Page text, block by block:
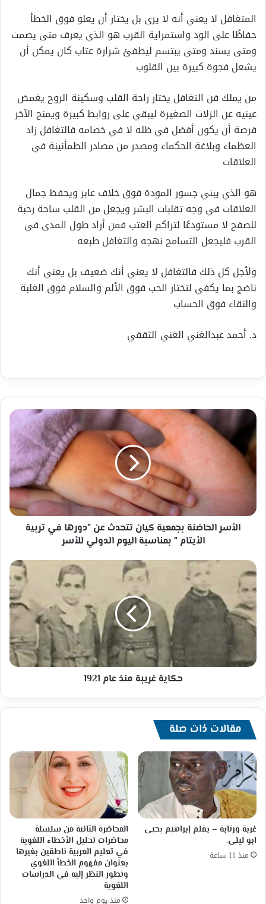
المتغافل لا يعني أنه لا يرى بل يختار أن يعلو فوق الخطأ
حفاظًا على الود واستمراية القرب هو الذي يعرف متى يصمت
ومتى يسند ومتى يبتسم ليطفئ شرارة عتاب كان يمكن أن
يشعل فجوة كبيرة بين القلوب
من يملك فن التغافل يختار راحة القلب وسكينة الروح يغمض
عينيه عن الزلات الصغيرة ليبقي على روابط كبيرة ويمنح الآخر
فرصة أن يكون أفضل في ظله لا في خصامه فالتغافل زاد
العظماء وبلاغة الحكماء ومصدر من مصادر الطمأنينة في
العلاقات
هو الذي يبني جسور المودة فوق خلاف عابر ويحفظ جمال
العلاقات في وجه تقلبات البشر ويجعل من القلب ساحة رحبة
للصفح لا مستودعًا لتراكم العتب فمن أراد طول المدى في
القرب فليجعل التسامح نهجه والتغافل طبعه
ولأجل كل ذلك فالتغافل لا يعني أنك ضعيف بل يعني أنك
ناضج بما يكفي لتختار الحب فوق الألم والسلام فوق الغلبة
والنقاء فوق الحساب
د. أحمد عبدالغني الغني الثقفي
الأسر
الحاضنة
بجمعية
كيان
تتحدث
عن
"دورها
تربية
الأيتام
اليوم
الدولي
للأسر
الأسر الحاضنة بجمعية كيان تتحدث عن "دورها في تربية
الأيتام " بمناسبة اليوم الدولي للأسر
حكاية
غريبة
منذ
عام
1921
حكاية غريبة منذ عام 1921
مقالات ذات صلة
غربة ورتابة – بقلم إبراهيم يحيى
ابو ليلى.
منذ 11 ساعة
المحاضرة الثانية من سلسلة
محاضرات تحليل الأخطاء اللغوية
في تعليم العربية ناطقين بغيرها
بعنوان مفهوم الخطأ اللغوي
وتطور النظر إليه في الدراسات
اللغوية
منذ يوم واحد